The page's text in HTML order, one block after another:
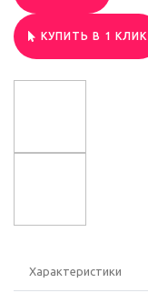
КУПИТЬ В 1 КЛИК
Характеристики